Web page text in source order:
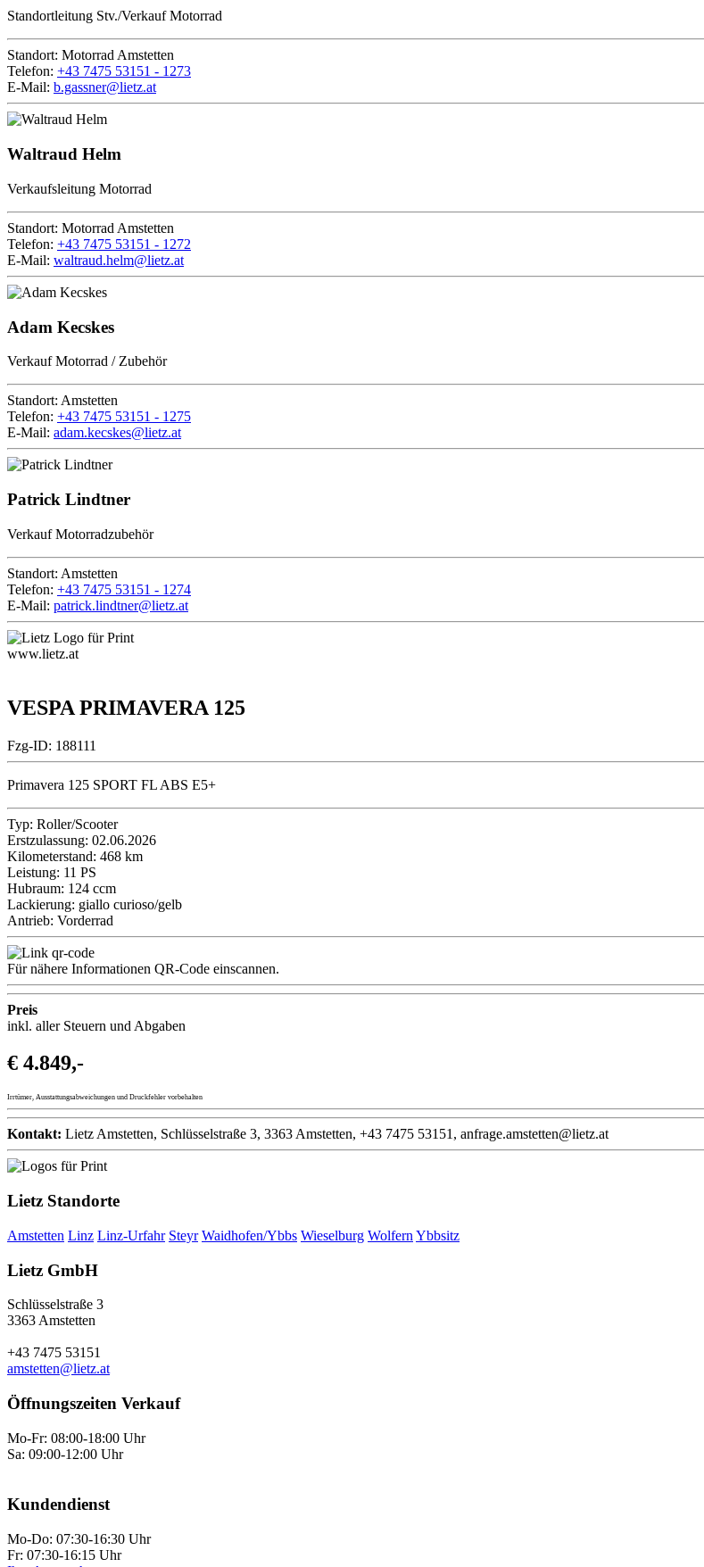
Standortleitung Stv./Verkauf Motorrad
Standort: Motorrad Amstetten
Telefon: +43 7475 53151 - 1273
E-Mail: b.gassner@lietz.at
Waltraud Helm
Verkaufsleitung Motorrad
Standort: Motorrad Amstetten
Telefon: +43 7475 53151 - 1272
E-Mail: waltraud.helm@lietz.at
Adam Kecskes
Verkauf Motorrad / Zubehör
Standort: Amstetten
Telefon: +43 7475 53151 - 1275
E-Mail: adam.kecskes@lietz.at
Patrick Lindtner
Verkauf Motorradzubehör
Standort: Amstetten
Telefon: +43 7475 53151 - 1274
E-Mail: patrick.lindtner@lietz.at
www.lietz.at
VESPA PRIMAVERA 125
Fzg-ID: 188111
Primavera 125 SPORT FL ABS E5+
Typ: Roller/Scooter
Erstzulassung: 02.06.2026
Kilometerstand: 468 km
Leistung: 11 PS
Hubraum: 124 ccm
Lackierung: giallo curioso/gelb
Antrieb: Vorderrad
Für nähere Informationen QR-Code einscannen.
Preis
inkl. aller Steuern und Abgaben
€ 4.849,-
Irrtümer, Ausstattungsabweichungen und Druckfehler vorbehalten
Kontakt: Lietz Amstetten, Schlüsselstraße 3, 3363 Amstetten, +43 7475 53151, anfrage.amstetten@lietz.at
Lietz Standorte
Amstetten Linz Linz-Urfahr Steyr Waidhofen/Ybbs Wieselburg Wolfern Ybbsitz
Lietz GmbH
Schlüsselstraße 3
3363 Amstetten
+43 7475 53151
amstetten@lietz.at
Öffnungszeiten Verkauf
Mo-Fr: 08:00-18:00 Uhr
Sa: 09:00-12:00 Uhr
Kundendienst
Mo-Do: 07:30-16:30 Uhr
Fr: 07:30-16:15 Uhr